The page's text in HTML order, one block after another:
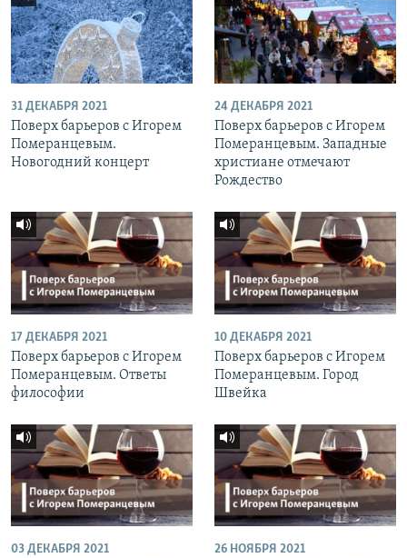
31 ДЕКАБРЯ 2021
Поверх барьеров с Игорем
Померанцевым.
Новогодний концерт
24 ДЕКАБРЯ 2021
Поверх барьеров с Игорем
Померанцевым. Западные
христиане отмечают
Рождество
17 ДЕКАБРЯ 2021
Поверх барьеров с Игорем
Померанцевым. Ответы
философии
10 ДЕКАБРЯ 2021
Поверх барьеров с Игорем
Померанцевым. Город
Швейка
03 ДЕКАБРЯ 2021 26 НОЯБРЯ 2021